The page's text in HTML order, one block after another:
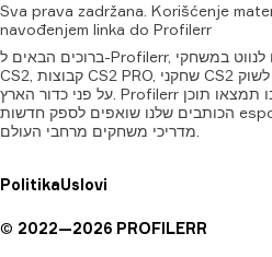
Sva prava zadržana. Korišćenje
navođenjem linka do Profilerr
ברוכים הבאים ל-Profilerr, המטרה שלנו היא לעזור לכם לנווט במשחקי
CS2, קבוצות CS2 PRO, שחקני CS2 ודברים אחרים הקשורים לשוק CS2
על פני כדור הארץ. Profilerr הוא המקום בו תמצאו תוכן esports איכותי.
הכותבים שלנו שואפים לספק חדשות esport מדויקות, מהימנות ובזמן,
PolitikaUslovi
© 2022—2026 PROFILERR